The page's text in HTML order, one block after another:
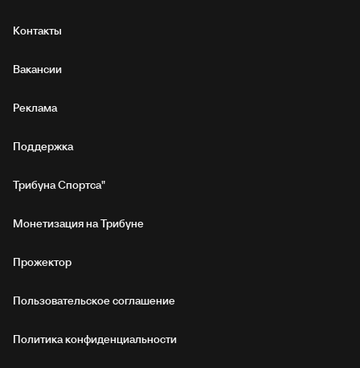
Контакты
Вакансии
Реклама
Поддержка
Трибуна Спортса"
Монетизация на Трибуне
Прожектор
Пользовательское соглашение
Политика конфиденциальности